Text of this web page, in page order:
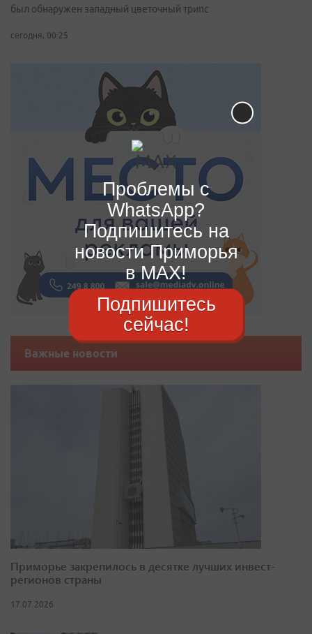
был обнаружен западный цветочный трипс
сегодня, 00:25
Важные новости
Приморье закрепилось в десятке лучших инвест-
регионов страны
17.07.2026
Проблемы с
WhatsApp?
Подпишитесь на
новости Приморья
в MAX!
Подпишитесь
сейчас!